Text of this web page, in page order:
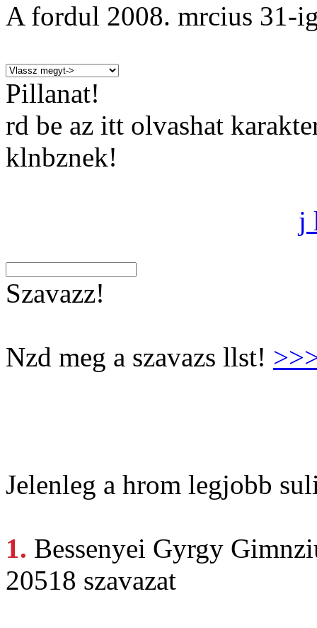
A fordul 2008. mrcius 31-
Pillanat!
rd be az itt olvashat
klnbznek!
j
Szavazz!
Nzd meg a szavazs llst!
Jelenleg a hrom legjobb
1. Bessenyei Gyrgy
20518 szavazat